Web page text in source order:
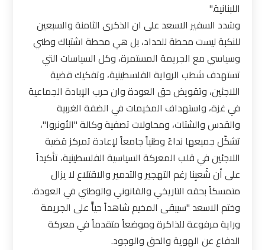
اللبنانية."
وشدد السفير الاسعد على ان الذكرى الثامنة والسبعين
للنكبة ليست محطة للحداد، بل هي محطة اشتباك وطني
وسياسي مع الجريمة المستمرة، وكل السياسات التي
تستهدف شطب الرواية الفلسطينية، وتفكيك قضية
اللاجئين، وتقويض حق العودة وان حرب الإبادة الجماعية
في غزة، واستهداف المخيمات في الضفة الغربية
والقدس والشتات، ومحاولات تصفية وكالة "الأونروا"،
تشكّل جميعها نداءً وطنياً جامعاً لإعادة تمركز قضية
اللاجئين في قلب المعركة السياسية الفلسطينية، تأكيداً
على أن شَعبِنا رغم التهجير والتدمير والاقتلاع لا يزال
متمسكاً بحقه التاريخي والقانوني والوطني في العودة.
وختم الاسعد "سيبقى المخيم شاهداً حياًّ على الجريمة
وراية مرفوعة للذاكرة وموضعاً متقدماً في معركة
الدفاع عن الهوية والحق والوجود.